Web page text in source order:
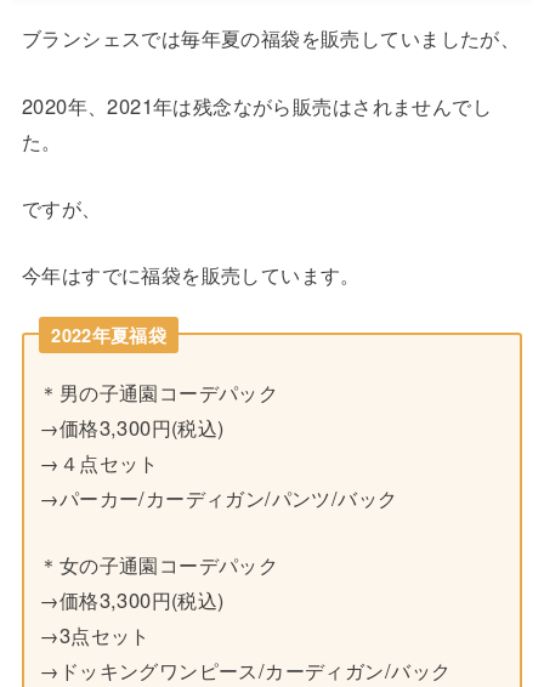
ブランシェスでは毎年夏の福袋を販売していましたが、
2020年、2021年は残念ながら販売はされませんでし
た。
ですが、
今年はすでに福袋を販売しています。
2022年夏福袋
＊男の子通園コーデパック
→価格3,300円(税込)
→４点セット
→パーカー/カーディガン/パンツ/バック
＊女の子通園コーデパック
→価格3,300円(税込)
→3点セット
→ドッキングワンピース/カーディガン/バック